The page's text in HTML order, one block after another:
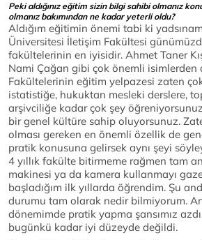
Peki aldığınız eğitim sizin bilgi sahibi olmanız
olmanız bakımından ne kadar yeterli oldu?
Aldığım eğitimin önemi tabi ki
Üniversitesi İletişim Fakültesi
fakültelerinin en iyisidir. Ahmet Taner
Nami Çağan gibi çok önemli isimlerden
Fakültelerinin eğitim yelpazesi zaten
istatistiğe, hukuktan mesleki derslere,
arşivciliğe kadar çok şey
bir genel kültüre sahip oluyorsunuz.
olması gereken en önemli özellik de
pratik konusuna gelirsek aynı şeyi
4 yıllık fakülte bitirmeme rağmen tam
makinesi ya da kamera kullanmayı
başladığım ilk yıllarda öğrendim. Şu
durumu tam olarak nedir bilmiyorum.
dönemimde pratik yapma şansımız
bugünkü kadar iyi düzeyde değildi.